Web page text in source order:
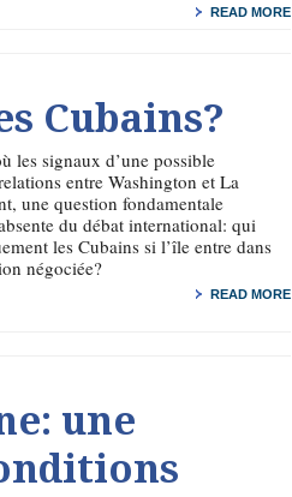
READ MORE
Cubains?
les signaux d’une possible
entre Washington et La
une question fondamentale
du débat international: qui
les Cubains si l’île entre dans
négociée?
READ MORE
une